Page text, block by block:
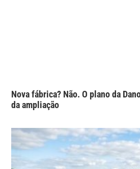
Nova fábrica? Não. O plano da
da ampliação